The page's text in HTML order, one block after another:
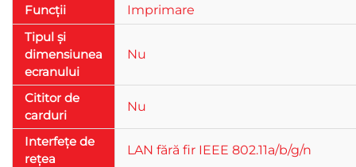
Funcții
Imprimare
Tipul și
dimensiunea
ecranului
Nu
Cititor de
carduri
Nu
Interfețe de
rețea
LAN fără fir IEEE 802.11a/b/g/n